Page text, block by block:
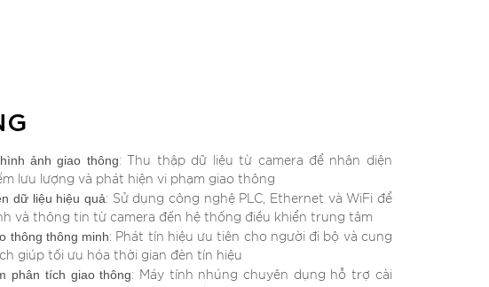
ảnh giao thông: Thu thập dữ liệu từ camera để nhận diện
lưu lượng và phát hiện vi phạm giao thông
dữ liệu hiệu quả: Sử dụng công nghệ PLC, Ethernet và WiFi để
và thông tin từ camera đến hệ thống điều khiển trung tâm
thông thông minh: Phát tín hiệu ưu tiên cho người đi bộ và cung
giúp tối ưu hóa thời gian đèn tín hiệu
phân tích giao thông: Máy tính nhúng chuyên dụng hỗ trợ cài